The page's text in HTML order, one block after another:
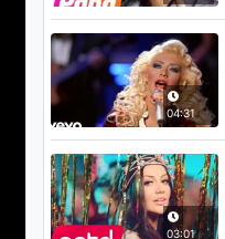
04:31
03:01